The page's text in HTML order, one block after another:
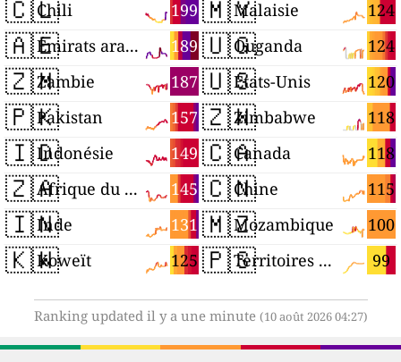
🇨🇱 199
Chili
🇦🇪 189
Émirats arabes unis
🇿🇲 187
Zambie
🇵🇰 157
Pakistan
🇮🇩 149
Indonésie
🇿🇦 145
Afrique du Sud
🇮🇳 131
Inde
🇰🇼 125
Koweït
🇲🇾 124
Malaisie
🇺🇬 124
Ouganda
🇺🇸 120
États-Unis
🇿🇼 118
Zimbabwe
🇨🇦 118
Canada
🇨🇳 115
Chine
🇲🇿 100
Mozambique
🇵🇸 99
Territoires palestiniens
Ranking updated il y a une minute (10 août 2026 04:27)